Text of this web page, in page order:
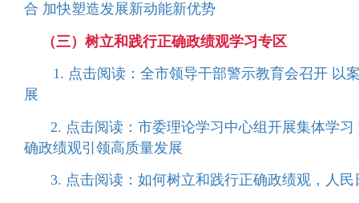
合 加快塑造发展新动能新优势
（三）树立和践行正确政绩观学习专区
1. 点击阅读：全市领导干部警示教育会召开 以
展
2. 点击阅读：市委理论学习中心组开展集体学
确政绩观引领高质量发展
3. 点击阅读：如何树立和践行正确政绩观，人